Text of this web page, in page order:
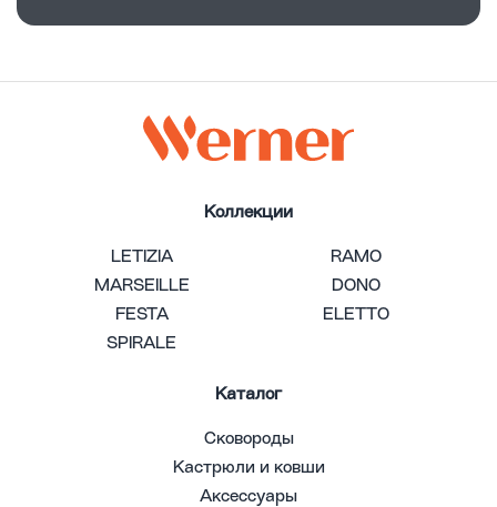
Коллекции
LETIZIA
RAMO
MARSEILLE
DONO
FESTA
ELETTO
SPIRALE
Каталог
Сковороды
Кастрюли и ковши
Аксессуары